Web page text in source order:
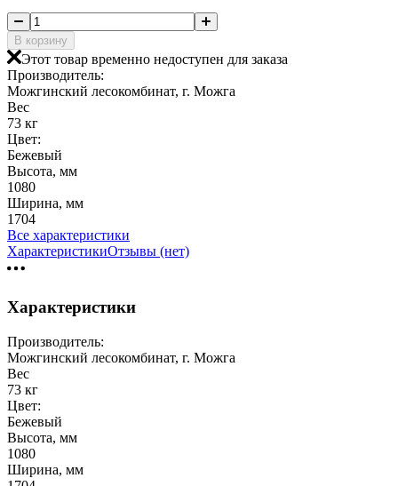
В корзину
Этот товар временно недоступен для заказа
Производитель:
Можгинский лесокомбинат, г. Можга
Вес
73 кг
Цвет:
Бежевый
Высота, мм
1080
Ширина, мм
1704
Все характеристики
ХарактеристикиОтзывы (нет)
Характеристики
Производитель:
Можгинский лесокомбинат, г. Можга
Вес
73 кг
Цвет:
Бежевый
Высота, мм
1080
Ширина, мм